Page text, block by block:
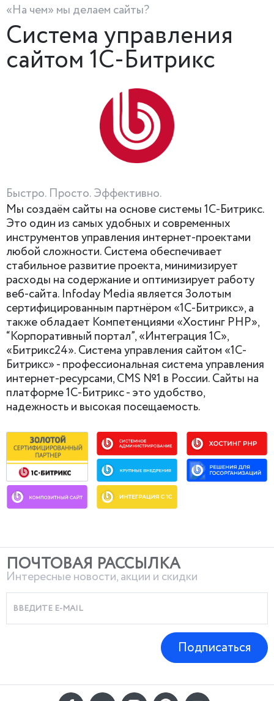
«На чем» мы делаем сайты?
Система управления
сайтом 1С-Битрикс
Быстро. Просто. Эффективно.
Мы создаём сайты на основе системы 1С-Битрикс.
Это один из самых удобных и современных
инструментов управления интернет-проектами
любой сложности. Система обеспечивает
стабильное развитие проекта, минимизирует
расходы на содержание и оптимизирует работу
веб-сайта. Infoday Media является Золотым
сертифицированным партнёром «1С-Битрикс», а
также обладает Компетенциями «Хостинг PHP»,
“Корпоративный портал”, «Интеграция 1С»,
«Битрикс24». Система управления сайтом «1С-
Битрикс» - профессиональная система управления
интернет-ресурсами, CMS №1 в России. Сайты на
платформе 1С-Битрикс - это удобство,
надежность и высокая посещаемость.
ПОЧТОВАЯ РАССЫЛКА
Интересные новости, акции и скидки
Подписаться